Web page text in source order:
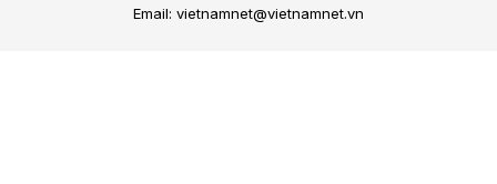
Email: vietnamnet@vietnamnet.vn